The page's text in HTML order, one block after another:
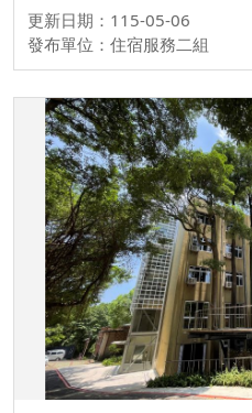
更新日期：115-05-06
發布單位：住宿服務二組